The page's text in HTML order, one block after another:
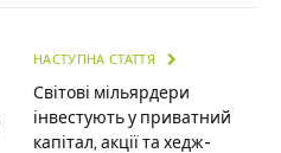
НАСТУПНА СТАТТЯ
Світові мільярдери
інвестують у приватний
капітал, акції та хедж-